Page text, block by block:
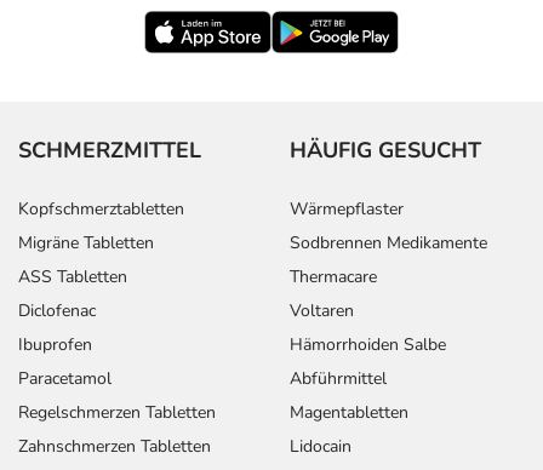
SCHMERZMITTEL
Kopfschmerztabletten
Migräne Tabletten
ASS Tabletten
Diclofenac
Ibuprofen
Paracetamol
Regelschmerzen Tabletten
Zahnschmerzen Tabletten
HÄUFIG GESUCHT
Wärmepflaster
Sodbrennen Medikamente
Thermacare
Voltaren
Hämorrhoiden Salbe
Abführmittel
Magentabletten
Lidocain